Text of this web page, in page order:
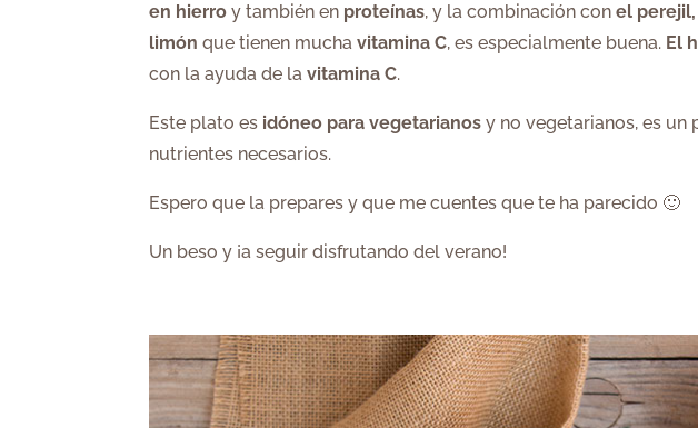
en hierro y también en proteínas, y la combinación conel
limón que tienen muchavitamina C, es especialmente buena. El
con la ayuda de lavitamina C.
Este plato es idóneo para vegetarianos y no vegetarianos, es
nutrientes necesarios.
Espero que la prepares y que me cuentes que te ha parecido 🙂
Un beso y ¡a seguir disfrutando del verano!